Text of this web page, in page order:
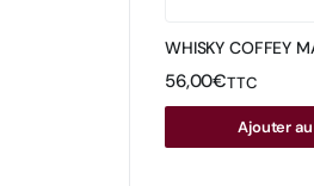
WHISKY COFFEY
56,00€TTC
Ajouter